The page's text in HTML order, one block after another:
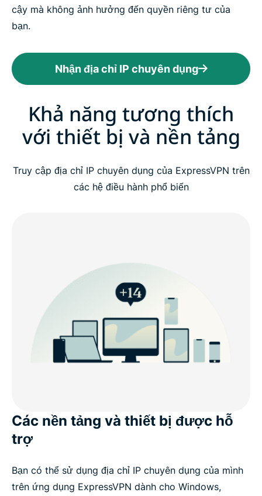
cậy mà không ảnh hưởng đến quyền riêng tư của
bạn.
Nhận địa chỉ IP chuyên dụng
Khả năng tương thích
với thiết bị và nền tảng
Truy cập địa chỉ IP chuyên dụng của ExpressVPN trên
các hệ điều hành phổ biến
Các nền tảng và thiết bị được hỗ
trợ
Bạn có thể sử dụng địa chỉ IP chuyên dụng của mình
trên ứng dụng ExpressVPN dành cho Windows,